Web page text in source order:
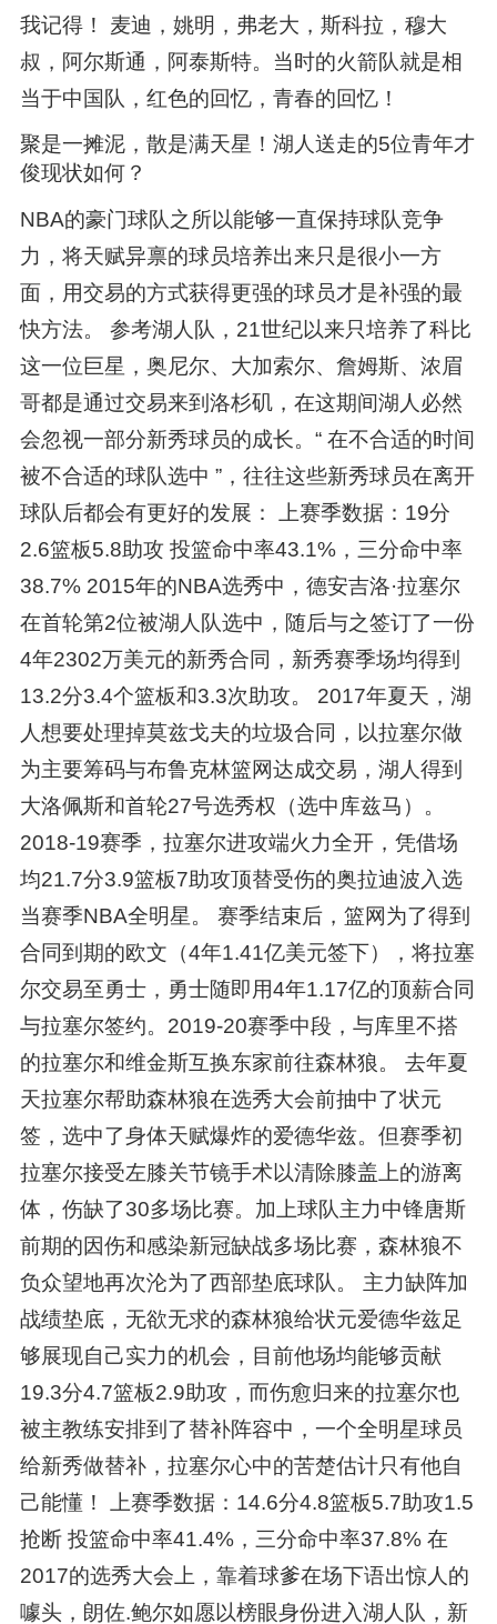
我记得！ 麦迪，姚明，弗老大，斯科拉，穆大
叔，阿尔斯通，阿泰斯特。当时的火箭队就是相
当于中国队，红色的回忆，青春的回忆！
聚是一摊泥，散是满天星！湖人送走的5位青年才
俊现状如何？
NBA的豪门球队之所以能够一直保持球队竞争
力，将天赋异禀的球员培养出来只是很小一方
面，用交易的方式获得更强的球员才是补强的最
快方法。 参考湖人队，21世纪以来只培养了科比
这一位巨星，奥尼尔、大加索尔、詹姆斯、浓眉
哥都是通过交易来到洛杉矶，在这期间湖人必然
会忽视一部分新秀球员的成长。“ 在不合适的时间
被不合适的球队选中 ”，往往这些新秀球员在离开
球队后都会有更好的发展： 上赛季数据：19分
2.6篮板5.8助攻 投篮命中率43.1%，三分命中率
38.7% 2015年的NBA选秀中，德安吉洛·拉塞尔
在首轮第2位被湖人队选中，随后与之签订了一份
4年2302万美元的新秀合同，新秀赛季场均得到
13.2分3.4个篮板和3.3次助攻。 2017年夏天，湖
人想要处理掉莫兹戈夫的垃圾合同，以拉塞尔做
为主要筹码与布鲁克林篮网达成交易，湖人得到
大洛佩斯和首轮27号选秀权（选中库兹马）。
2018-19赛季，拉塞尔进攻端火力全开，凭借场
均21.7分3.9篮板7助攻顶替受伤的奥拉迪波入选
当赛季NBA全明星。 赛季结束后，篮网为了得到
合同到期的欧文（4年1.41亿美元签下），将拉塞
尔交易至勇士，勇士随即用4年1.17亿的顶薪合同
与拉塞尔签约。2019-20赛季中段，与库里不搭
的拉塞尔和维金斯互换东家前往森林狼。 去年夏
天拉塞尔帮助森林狼在选秀大会前抽中了状元
签，选中了身体天赋爆炸的爱德华兹。但赛季初
拉塞尔接受左膝关节镜手术以清除膝盖上的游离
体，伤缺了30多场比赛。加上球队主力中锋唐斯
前期的因伤和感染新冠缺战多场比赛，森林狼不
负众望地再次沦为了西部垫底球队。 主力缺阵加
战绩垫底，无欲无求的森林狼给状元爱德华兹足
够展现自己实力的机会，目前他场均能够贡献
19.3分4.7篮板2.9助攻，而伤愈归来的拉塞尔也
被主教练安排到了替补阵容中，一个全明星球员
给新秀做替补，拉塞尔心中的苦楚估计只有他自
己能懂！ 上赛季数据：14.6分4.8篮板5.7助攻1.5
抢断 投篮命中率41.4%，三分命中率37.8% 在
2017的选秀大会上，靠着球爹在场下语出惊人的
噱头，朗佐.鲍尔如愿以榜眼身份进入湖人队，新